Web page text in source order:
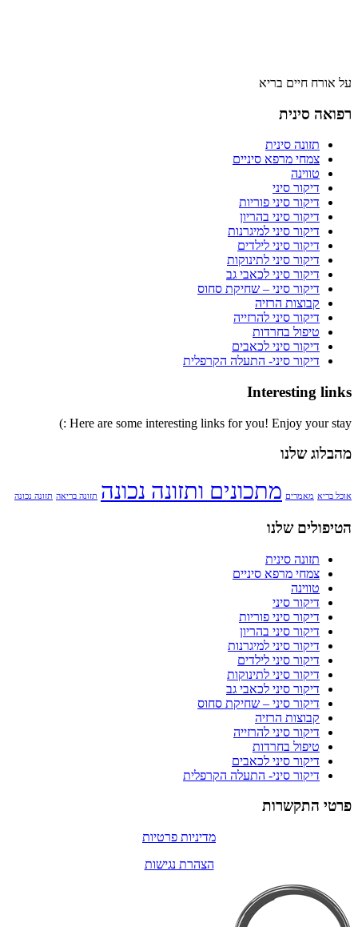
על אורח חיים בריא
רפואה סינית
תזונה סינית
צמחי מרפא סיניים
טווינה
דיקור סיני
דיקור סיני פוריות
דיקור סיני בהריון
דיקור סיני למיגרנות
דיקור סיני לילדים
דיקור סיני לתינוקות
דיקור סיני לכאבי גב
דיקור סיני – שחיקת סחוס
קבוצות הרזיה
דיקור סיני להרזייה
טיפול בחרדות
דיקור סיני לכאבים
דיקור סיני- התעלה הקרפלית
Interesting links
Here are some interesting links for you! Enjoy your stay :)
מהבלוג שלנו
אוכל בריא מאמרים מתכונים ותזונה נכונה תזונה בריאה תזונה נכונה
הטיפולים שלנו
תזונה סינית
צמחי מרפא סיניים
טווינה
דיקור סיני
דיקור סיני פוריות
דיקור סיני בהריון
דיקור סיני למיגרנות
דיקור סיני לילדים
דיקור סיני לתינוקות
דיקור סיני לכאבי גב
דיקור סיני – שחיקת סחוס
קבוצות הרזיה
דיקור סיני להרזייה
טיפול בחרדות
דיקור סיני לכאבים
דיקור סיני- התעלה הקרפלית
פרטי התקשרות
מדיניות פרטיות
הצהרת נגישות